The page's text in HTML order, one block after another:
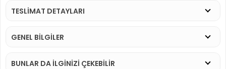
TESLİMAT DETAYLARI
GENEL BİLGİLER
BUNLAR DA İLGINIZI ÇEKEBILIR